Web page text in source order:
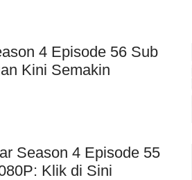
4 Episode 56 Sub
Kini Semakin
Season 4 Episode 55
Klik di Sini